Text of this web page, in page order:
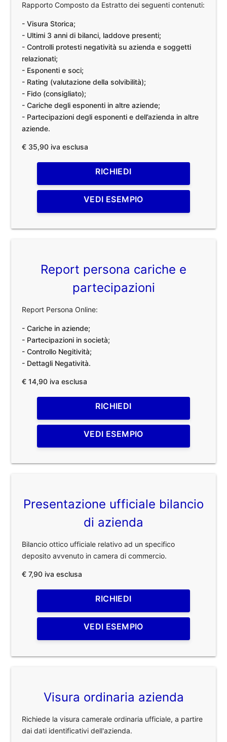
Rapporto Composto da Estratto dei seguenti contenuti:
- Visura Storica;
- Ultimi 3 anni di bilanci, laddove presenti;
- Controlli protesti negatività su azienda e soggetti
relazionati;
- Esponenti e soci;
- Rating (valutazione della solvibilità);
- Fido (consigliato);
- Cariche degli esponenti in altre aziende;
- Partecipazioni degli esponenti e dell’azienda in altre
aziende.
€ 35,90 iva esclusa
RICHIEDI
VEDI ESEMPIO
Report persona cariche e
partecipazioni
Report Persona Online:
- Cariche in aziende;
- Partecipazioni in società;
- Controllo Negitività;
- Dettagli Negatività.
€ 14,90 iva esclusa
RICHIEDI
VEDI ESEMPIO
Presentazione ufficiale bilancio
di azienda
Bilancio ottico ufficiale relativo ad un specifico
deposito avvenuto in camera di commercio.
€ 7,90 iva esclusa
RICHIEDI
VEDI ESEMPIO
Visura ordinaria azienda
Richiede la visura camerale ordinaria ufficiale, a partire
dai dati identificativi dell'azienda.